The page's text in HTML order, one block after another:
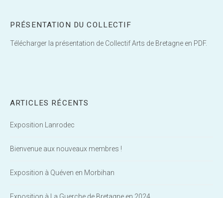
PRÉSENTATION DU COLLECTIF
Télécharger la présentation de Collectif Arts de Bretagne en PDF.
ARTICLES RÉCENTS
Exposition Lanrodec
Bienvenue aux nouveaux membres !
Exposition à Quéven en Morbihan
Exposition à La Guerche de Bretagne en 2024